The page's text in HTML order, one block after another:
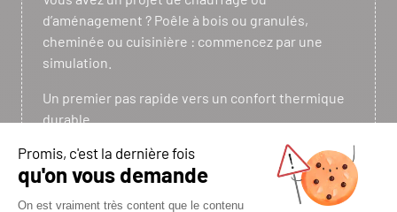
d’aménagement ? Poêle à bois ou granulés,
cheminée ou cuisinière : commencez par une
simulation.
Un premier pas rapide vers un confort thermique
durable.
J'ESTIME MA PUISSANCE